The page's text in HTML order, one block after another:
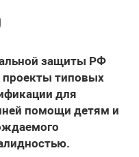
защиты РФ
проекты типовых
для
помощи детям и